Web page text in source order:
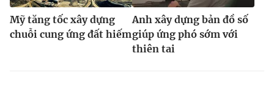
Mỹ tăng tốc xây dựng
chuỗi cung ứng đất hiếm
Anh xây dựng bản đồ số
giúp ứng phó sớm với
thiên tai